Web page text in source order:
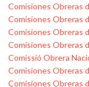
Comisiones Obreras
Comisiones Obreras
Comisiones Obreras
Comisiones Obreras
Comissió Obrera
Comisiones Obreras
Comisiones Obreras